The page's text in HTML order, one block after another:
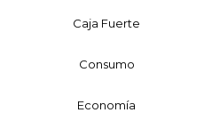
Caja Fuerte
Consumo
Economía